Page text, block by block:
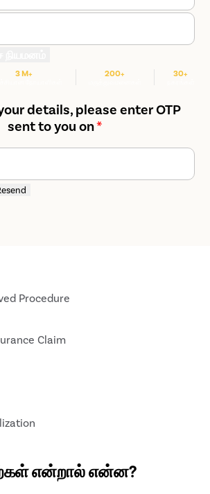
3 M+ 200+ 30+
details, please enter OTP
sent to you on*
Procedure
Claim
என்றால் என்ன?